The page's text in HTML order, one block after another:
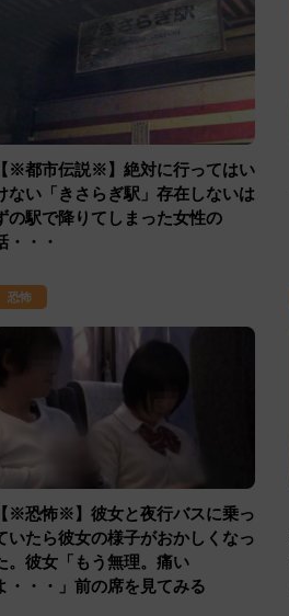
【※都市伝説※】絶対に行ってはい
ない「きさらぎ駅」存在しないは
の駅で降りてしまった女性の
・・・
恐怖
【※恐怖※】彼女と夜行バスに乗っ
いたら彼女の様子がおかしくなっ
。彼女「もう無理。痛い
・・・」前の席を見てみる